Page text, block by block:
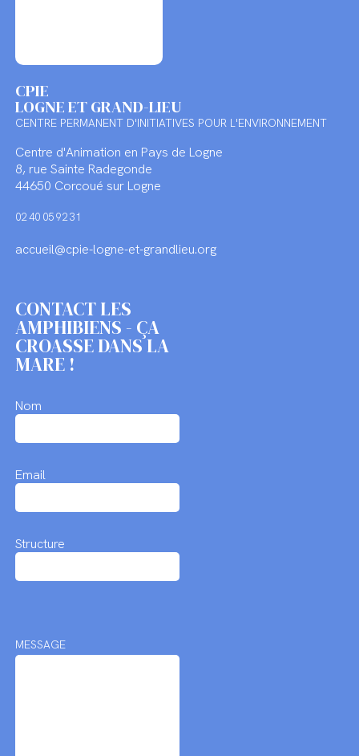
CPIE
LOGNE ET GRAND-LIEU
CENTRE PERMANENT D'INITIATIVES POUR L'ENVIRONNEMENT
Centre d'Animation en Pays de Logne
8, rue Sainte Radegonde
44650 Corcoué sur Logne
02 40 05 92 31
accueil@cpie-logne-et-grandlieu.org
CONTACT LES
AMPHIBIENS - ÇA
CROASSE DANS LA
MARE !
Nom
Email
Structure
MESSAGE